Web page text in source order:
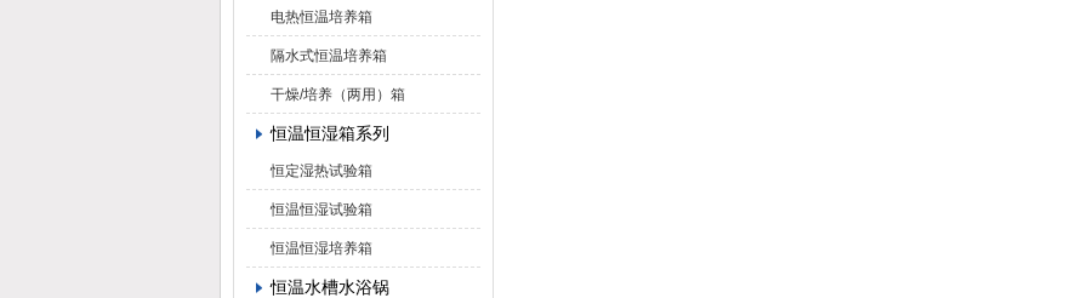
电热恒温培养箱
隔水式恒温培养箱
干燥/培养（两用）箱
恒温恒湿箱系列
恒定湿热试验箱
恒温恒湿试验箱
恒温恒湿培养箱
恒温水槽水浴锅